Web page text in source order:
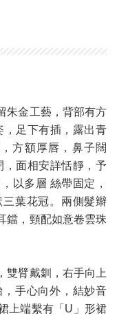
朱金工藝，背部有方
，足下有插，露出青
方額厚唇，鼻子闊
面相安詳恬靜，予
以多層 絲帶固定，
葉花冠。兩側髮辮
鐺，頸配如意卷雲珠
雙臂戴釧，右手向上
手心向外，結妙音
上端繫有「U」形裙